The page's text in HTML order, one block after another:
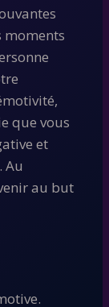
moments
que vous
et
Au
au but